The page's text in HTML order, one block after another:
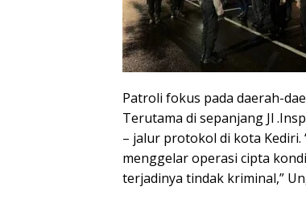
Patroli fokus pada daerah-
Terutama di sepanjang Jl
– jalur protokol di kota Kediri.
menggelar operasi cipta
terjadinya tindak kriminal,”